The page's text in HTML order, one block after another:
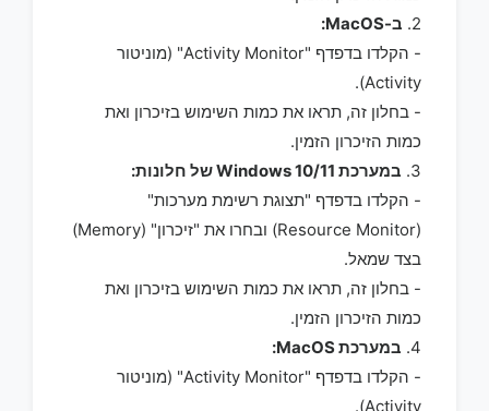
2. ב-MacOS:
- הקלדו בדפדף "Activity Monitor" (מוניטור
Activity).
- בחלון זה, תראו את כמות השימוש בזיכרון ואת
כמות הזיכרון הזמין.
3. במערכת Windows 10/11 של חלונות:
- הקלדו בדפדף "תצוגת רשימת מערכות"
(Resource Monitor) ובחרו את "זיכרון" (Memory)
בצד שמאל.
- בחלון זה, תראו את כמות השימוש בזיכרון ואת
כמות הזיכרון הזמין.
4. במערכת MacOS:
- הקלדו בדפדף "Activity Monitor" (מוניטור
Activity).